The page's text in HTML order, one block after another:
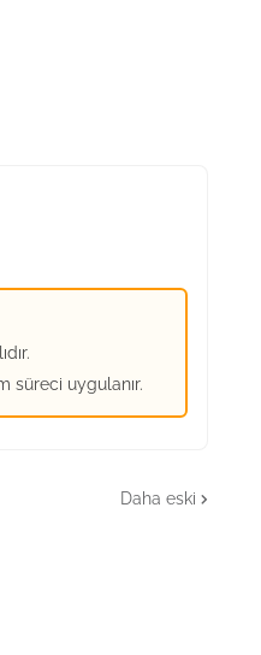
süreci uygulanır.
Daha eski